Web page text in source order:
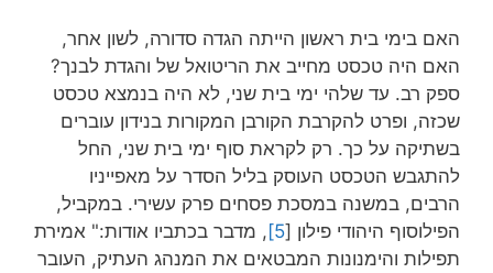
האם בימי בית ראשון הייתה הגדה סדורה, לשון אחר,
האם היה טכסט מחייב את הריטואל של והגדת לבנך?
ספק רב. עד שלהי ימי בית שני, לא היה בנמצא טכסט
שכזה, ופרט להקרבת הקורבן המקורות בנידון עוברים
בשתיקה על כך. רק לקראת סוף ימי בית שני, החל
להתגבש הטכסט העוסק בליל הסדר על מאפייניו
הרבים, במשנה במסכת פסחים פרק עשירי. במקביל,
הפילוסוף היהודי פילון [5] , מדבר בכתביו אודות:" אמירת
תפילות והימנונות המבטאים את המנהג העתיק, העובר